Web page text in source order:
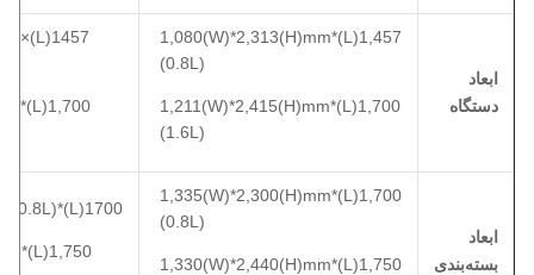
ابعاد
دستگاه
1,457(L)*1,080(W)*2,313(H)mm
(0.8L)
1,700(L)*1,211(W)*2,415(H)mm
(1.6L)
ابعاد
بسته‌بندی
1,700(L)*1,335(W)*2,300(H)mm
(0.8L)
1,750(L)*1,330(W)*2,440(H)mm
1700(L)*1335(W)*2400(H)mm(0.8L)